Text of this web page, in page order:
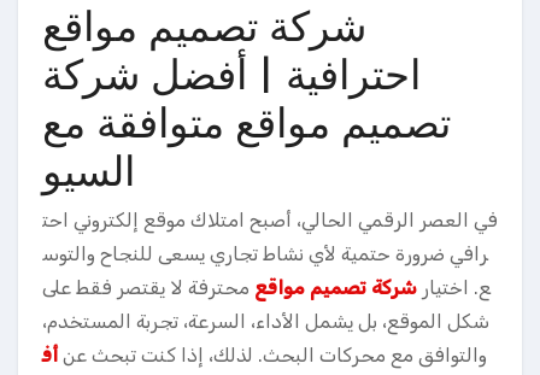
شركة تصميم مواقع
احترافية | أفضل شركة
تصميم مواقع متوافقة مع
السيو
في العصر الرقمي الحالي، أصبح امتلاك موقع إلكتروني احت
رافي ضرورة حتمية لأي نشاط تجاري يسعى للنجاح والتوس
ع. اختيار شركة تصميم مواقع محترفة لا يقتصر فقط على
شكل الموقع، بل يشمل الأداء، السرعة، تجربة المستخدم،
والتوافق مع محركات البحث. لذلك، إذا كنت تبحث عن أف